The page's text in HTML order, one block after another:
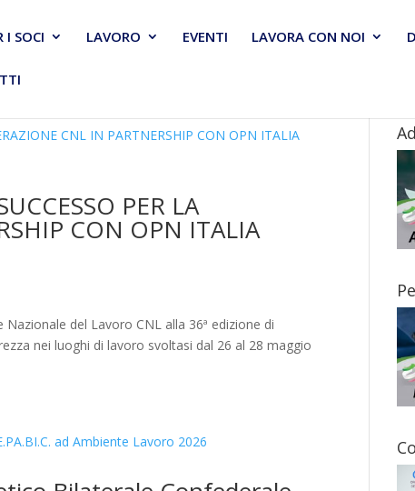
I SOCI LAVORO EVENTI LAVORA CON NOI
PER LA
CON OPN ITALIA
del Lavoro CNL alla 36ª edizione di
nei luoghi di lavoro svoltasi dal 26 al 28 maggio